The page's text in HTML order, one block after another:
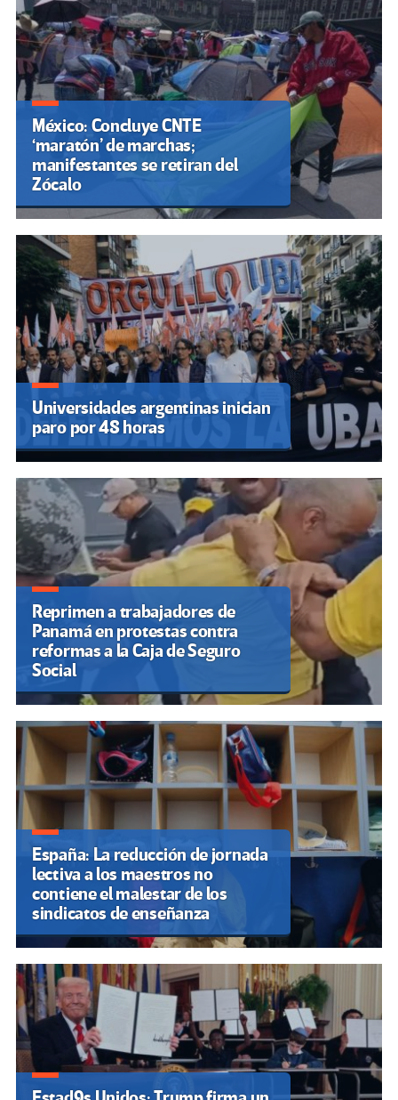
México: Concluye CNTE
‘maratón’ de marchas;
manifestantes se retiran del
Zócalo
Universidades argentinas inician
paro por 48 horas
Reprimen a trabajadores de
Panamá en protestas contra
reformas a la Caja de Seguro
Social
España: La reducción de jornada
lectiva a los maestros no
contiene el malestar de los
sindicatos de enseñanza